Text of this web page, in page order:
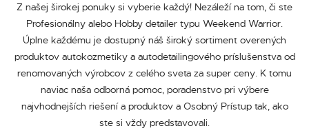
Z našej širokej ponuky si vyberie každý! Nezáleží na tom, či ste
Profesionálny alebo Hobby detailer typu Weekend Warrior.
Úplne každému je dostupný náš široký sortiment overených
produktov autokozmetiky a autodetailingového príslušenstva od
renomovaných výrobcov z celého sveta za super ceny. K tomu
naviac naša odborná pomoc, poradenstvo pri výbere
najvhodnejších riešení a produktov a Osobný Prístup tak, ako
ste si vždy predstavovali.